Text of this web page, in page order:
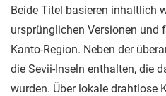
Beide Titel basieren inhaltlich
ursprünglichen Versionen und
Kanto-Region. Neben der
die Sevii-Inseln enthalten, die
wurden. Über lokale drahtlose